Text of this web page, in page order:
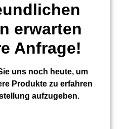
erwarten
Anfrage!
uns noch heute, um
Produkte zu erfahren
aufzugeben.